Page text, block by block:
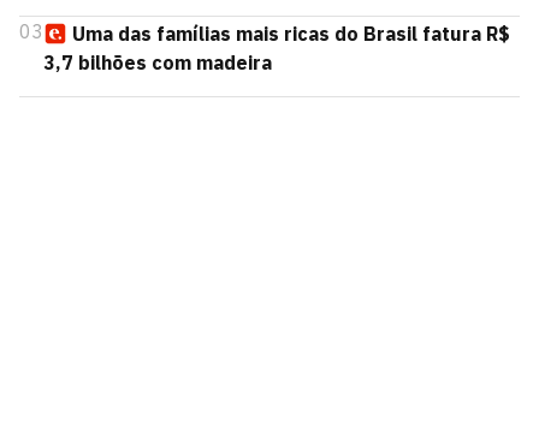
03
Uma das famílias mais ricas do Brasil fatura R$
3,7 bilhões com madeira